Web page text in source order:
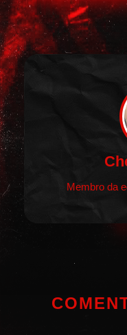
Membro da